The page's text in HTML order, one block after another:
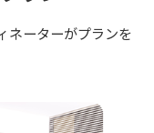
ネーターがプランを